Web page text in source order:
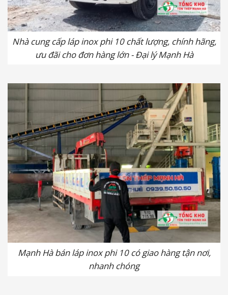
Nhà cung cấp láp inox phi 10 chất lượng, chính hãng,
ưu đãi cho đơn hàng lớn - Đại lý Mạnh Hà
Mạnh Hà bán láp inox phi 10 có giao hàng tận nơi,
nhanh chóng